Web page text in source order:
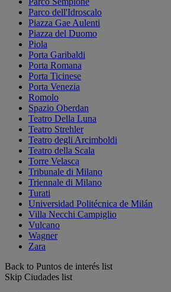
Parco dell'Idroscalo
Piazza Gae Aulenti
Piazza del Duomo
Piola
Porta Garibaldi
Porta Romana
Porta Ticinese
Porta Venezia
Romolo
Spazio Oberdan
Teatro Della Luna
Teatro Strehler
Teatro degli Arcimboldi
Teatro della Scala
Torre Velasca
Tribunale di Milano
Triennale di Milano
Turati
Universidad Politécnica de Milán
Villa Necchi Campiglio
Vulcano
Wagner
Zara
Back to Puntos de interés list
Skip Ciudades list